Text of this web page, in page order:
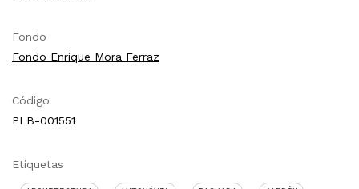
Fondo
Fondo Enrique Mora Ferraz
Código
PLB-001551
Etiquetas